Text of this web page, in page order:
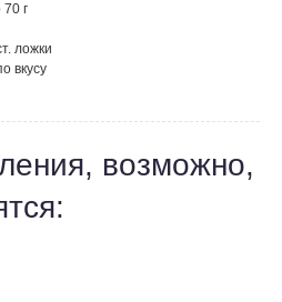
г
ложки
вкусу
возможно,